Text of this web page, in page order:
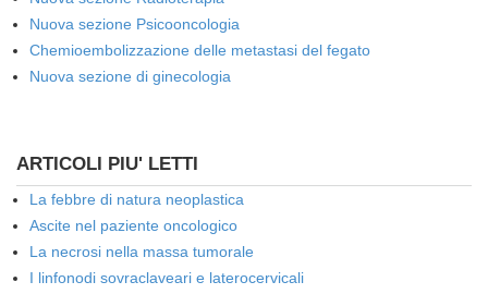
Nuova sezione Psicooncologia
Chemioembolizzazione delle metastasi del fegato
Nuova sezione di ginecologia
ARTICOLI PIU' LETTI
La febbre di natura neoplastica
Ascite nel paziente oncologico
La necrosi nella massa tumorale
I linfonodi sovraclaveari e laterocervicali